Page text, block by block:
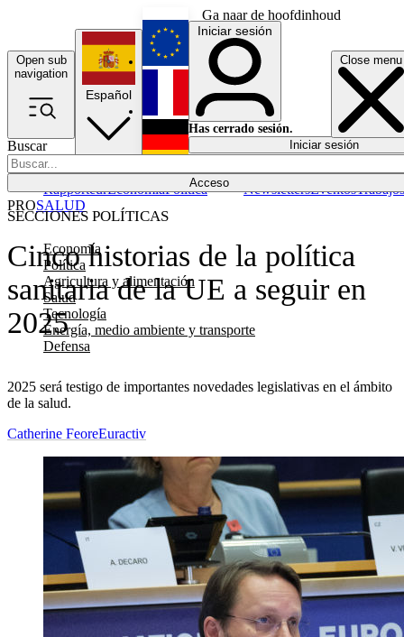
Ga naar de hoofdinhoud
Open sub
navigation
Close menu
Buscar
Acceso
SECCIONES POLÍTICAS
Economía
Política
Agricultura y alimentación
Salud
Tecnología
Energía, medio ambiente y transporte
Defensa
RapporteurEconomíaPolítica NewslettersEventosTrabajos
Español
English
Français
Iniciar sesión
Has cerrado sesión.
Iniciar sesión
Cinco historias de la política
sanitaria de la UE a seguir en
2025
2025 será testigo de importantes novedades legislativas en el ámbito
de la salud.
PROSALUD
Catherine FeoreEuractiv